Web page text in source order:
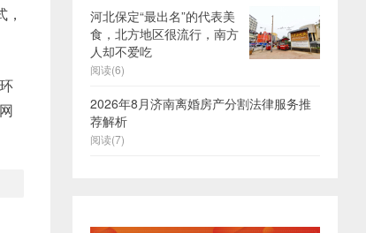
河北保定“最出名”的代表美
食，北方地区很流行，南方
人却不爱吃
阅读(6)
2026年8月济南离婚房产分割法律服务推
荐解析
阅读(7)